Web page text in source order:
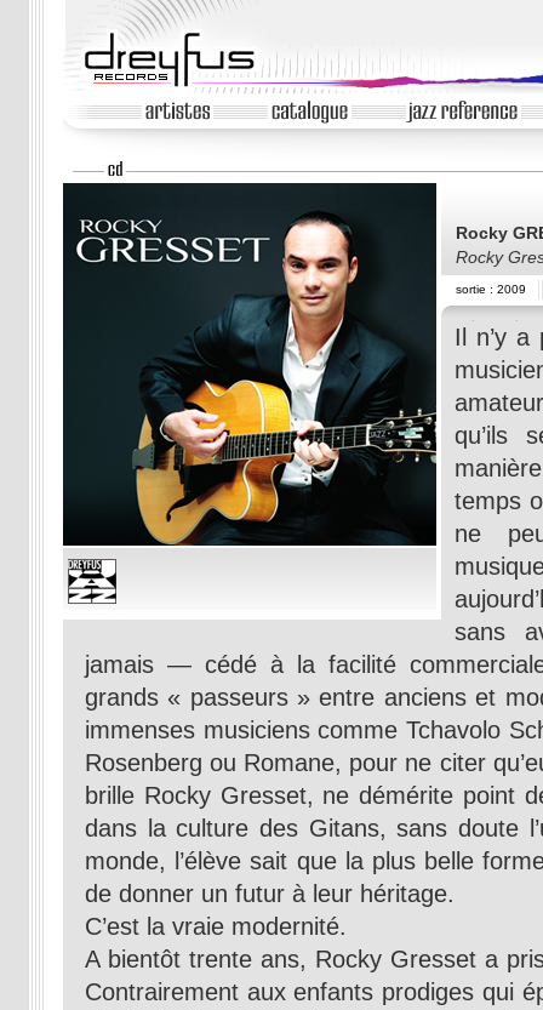
Rocky
Rocky
sortie : 2009
Il n’y a
qu’ils
temps
ne
sans
jamais — cédé à la facilité
grands « passeurs » entre anciens et
immenses musiciens comme Tchavolo
Rosenberg ou Romane, pour ne citer
brille Rocky Gresset, ne démérite point
dans la culture des Gitans, sans doute
monde, l’élève sait que la plus belle
de donner un futur à leur héritage.
C’est la vraie modernité.
A bientôt trente ans, Rocky Gresset a
Contrairement aux enfants prodiges qui